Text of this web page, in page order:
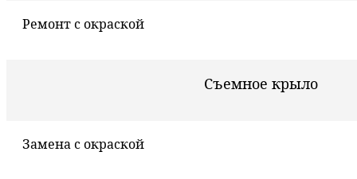
Ремонт с окраской
Съемное крыло
Замена с окраской